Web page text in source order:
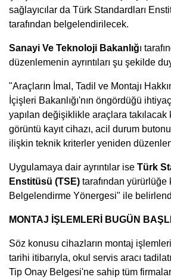
sağlayıcılar da Türk Standardları
tarafından belgelendirilecek.
Sanayi Ve Teknoloji Bakanlığı
düzenlemenin ayrıntıları şu şekilde
"Araçların İmal, Tadil ve Montajı
İçişleri Bakanlığı'nın öngördüğü
yapılan değişiklikle araçlara takılacak
görüntü kayıt cihazı, acil durum
ilişkin teknik kriterler yeniden
Uygulamaya dair ayrıntılar ise Türk
Enstitüsü (TSE) tarafından
Belgelendirme Yönergesi" ile
MONTAJ İŞLEMLERİ BUGÜN
Söz konusu cihazların montaj
tarihi itibarıyla, okul servis aracı
Tip Onay Belgesi'ne sahip tüm